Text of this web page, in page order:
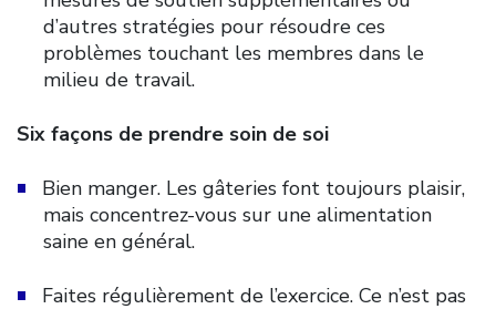
d’autres stratégies pour résoudre ces
problèmes touchant les membres dans le
milieu de travail.
Six façons de prendre soin de soi
Bien manger. Les gâteries font toujours plaisir,
mais concentrez-vous sur une alimentation
saine en général.
Faites régulièrement de l’exercice. Ce n’est pas